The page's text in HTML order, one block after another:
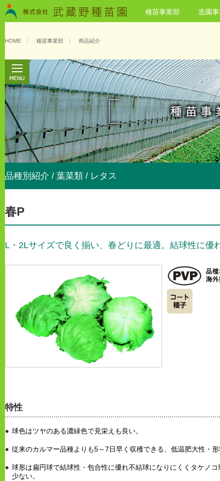
種苗事業部 造園
HOME 〉 種苗事業部 〉 商品紹介
品種別紹介 / 葉菜類 / レタス
春P
L・2Lサイズで良く揃い、春どりに最適。結球性に優
特性
球色はツヤのある濃緑色で見栄えも良い。
従来のカルマー品種よりも5～7日早く収穫できる、低温肥大性・
球形は扁円球で結球性・包合性に優れ不結球になりにくくタケノ
少ない。